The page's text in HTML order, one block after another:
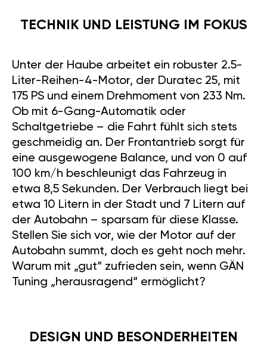
TECHNIK UND LEISTUNG IM FOKUS
Unter der Haube arbeitet ein robuster 2.5-
Liter-Reihen-4-Motor, der Duratec 25, mit
175 PS und einem Drehmoment von 233 Nm.
Ob mit 6-Gang-Automatik oder
Schaltgetriebe – die Fahrt fühlt sich stets
geschmeidig an. Der Frontantrieb sorgt für
eine ausgewogene Balance, und von 0 auf
100 km/h beschleunigt das Fahrzeug in
etwa 8,5 Sekunden. Der Verbrauch liegt bei
etwa 10 Litern in der Stadt und 7 Litern auf
der Autobahn – sparsam für diese Klasse.
Stellen Sie sich vor, wie der Motor auf der
Autobahn summt, doch es geht noch mehr.
Warum mit „gut“ zufrieden sein, wenn GÄN
Tuning „herausragend“ ermöglicht?
DESIGN UND BESONDERHEITEN